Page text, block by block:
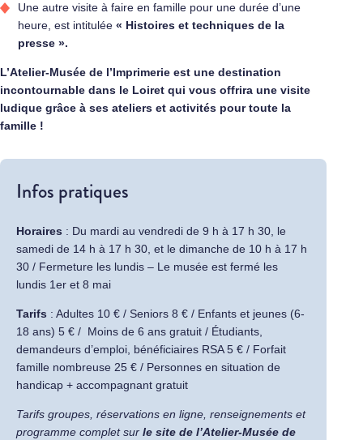
Une autre visite à faire en famille pour une durée d’une
heure, est intitulée « Histoires et techniques de la
presse ».
L’Atelier-Musée de l’Imprimerie est une destination
incontournable dans le Loiret qui vous offrira une visite
ludique grâce à ses ateliers et activités pour toute la
famille !
Infos pratiques
Horaires : Du mardi au vendredi de 9 h à 17 h 30, le
samedi de 14 h à 17 h 30, et le dimanche de 10 h à 17 h
30 / Fermeture les lundis – Le musée est fermé les
lundis 1er et 8 mai
Tarifs : Adultes 10 € / Seniors 8 € / Enfants et jeunes (6-
18 ans) 5 € / Moins de 6 ans gratuit / Étudiants,
demandeurs d’emploi, bénéficiaires RSA 5 € / Forfait
famille nombreuse 25 € / Personnes en situation de
handicap + accompagnant gratuit
Tarifs groupes, réservations en ligne, renseignements et
programme complet sur le site de l’Atelier-Musée de